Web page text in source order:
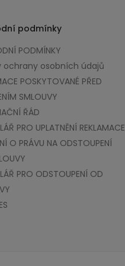
podmínky
PODMÍNKY
ochrany osobních údajů
POSKYTOVANÉ PŘED
SMLOUVY
ŘÁD
PRO UPLATNĚNÍ REKLAMACE
O PRÁVU NA ODSTOUPENÍ
PRO ODSTOUPENÍ OD